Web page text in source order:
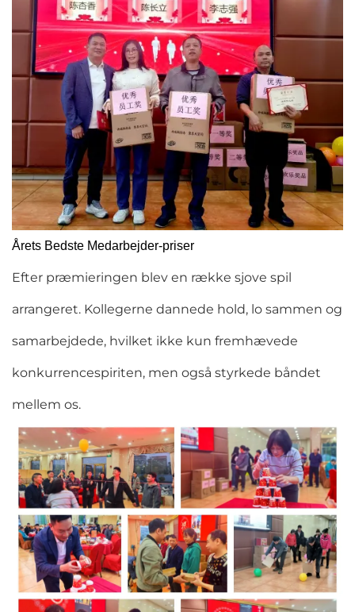
Årets Bedste Medarbejder-priser
Efter præmieringen blev en række sjove spil
arrangeret. Kollegerne dannede hold, lo sammen og
samarbejdede, hvilket ikke kun fremhævede
konkurrencespiriten, men også styrkede båndet
mellem os.